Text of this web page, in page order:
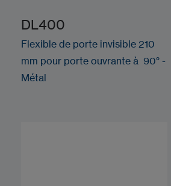
DL400
Flexible de porte invisible 210
mm pour porte ouvrante à 90° -
Métal